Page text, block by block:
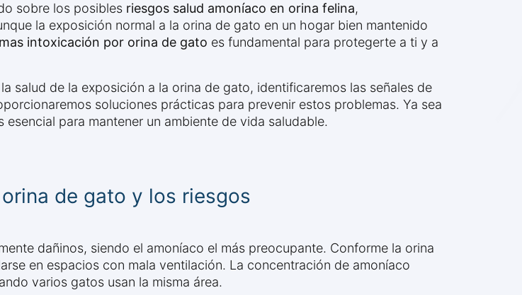
sobre los posibles riesgos salud amoníaco en orina felina,
la exposición normal a la orina de gato en un hogar bien mantenido
intoxicación por orina de gato es fundamental para protegerte a ti y a
salud de la exposición a la orina de gato, identificaremos las señales de
soluciones prácticas para prevenir estos problemas. Ya sea
para mantener un ambiente de vida saludable.
de gato y los riesgos
dañinos, siendo el amoníaco el más preocupante. Conforme la orina
en espacios con mala ventilación. La concentración de amoníaco
varios gatos usan la misma área.